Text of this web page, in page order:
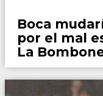
Boca
por el mal
La